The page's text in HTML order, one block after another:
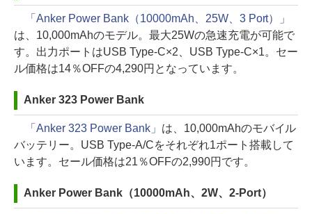
「Anker Power Bank（10000mAh、25W、3 Port）」
は、10,000mAhのモデル。最大25Wの急速充電が可能で
す。出力ポートはUSB Type-C×2、USB Type-C×1。セー
ル価格は14％OFFの4,290円となっています。
Anker 323 Power Bank
「Anker 323 Power Bank」 は、10,000mAhのモバイル
バッテリー。USB Type-A/Cをそれぞれ1ポート搭載して
います。セール価格は21％OFFの2,990円です。
Anker Power Bank（10000mAh、2W、2-Port）